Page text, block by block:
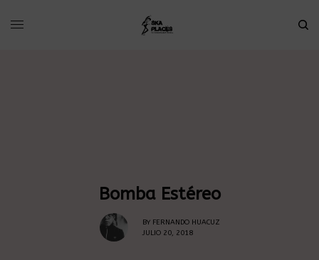
Bomba Estéreo
BY FERNANDO HUACUZ
JULIO 20, 2018